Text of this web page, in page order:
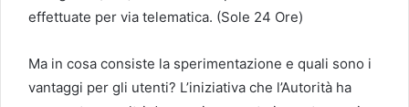
effettuate per via telematica. (Sole 24 Ore)
Ma in cosa consiste la sperimentazione e quali sono i
vantaggi per gli utenti? L’iniziativa che l’Autorità ha